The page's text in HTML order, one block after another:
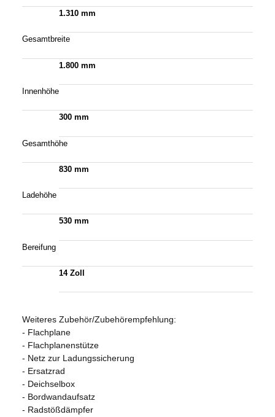
1.310 mm
Gesamtbreite
1.800 mm
Innenhöhe
300 mm
Gesamthöhe
830 mm
Ladehöhe
530 mm
Bereifung
14 Zoll
Weiteres Zubehör/Zubehörempfehlung:
- Flachplane
- Flachplanenstütze
- Netz zur Ladungssicherung
- Ersatzrad
- Deichselbox
- Bordwandaufsatz
- Radstößdämpfer